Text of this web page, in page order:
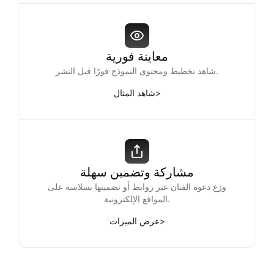
معاينة فورية
شاهد تخطيط ومحتوى النموذج فورًا قبل النشر.
شاهد المثال>
مشاركة وتضمين سهلة
وزع دعوة الفنان عبر روابط أو تضمينها بسلاسة على
المواقع الإلكترونية.
عرض الميزات>